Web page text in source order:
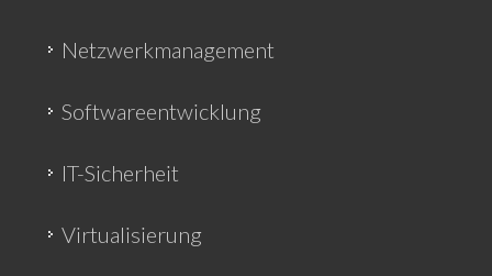
Netzwerkmanagement
Softwareentwicklung
IT-Sicherheit
Virtualisierung